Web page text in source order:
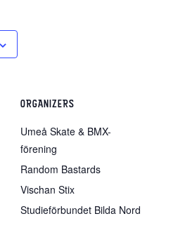
ORGANIZERS
Umeå Skate & BMX-
förening
Random Bastards
Vischan Stix
Studieförbundet Bilda Nord